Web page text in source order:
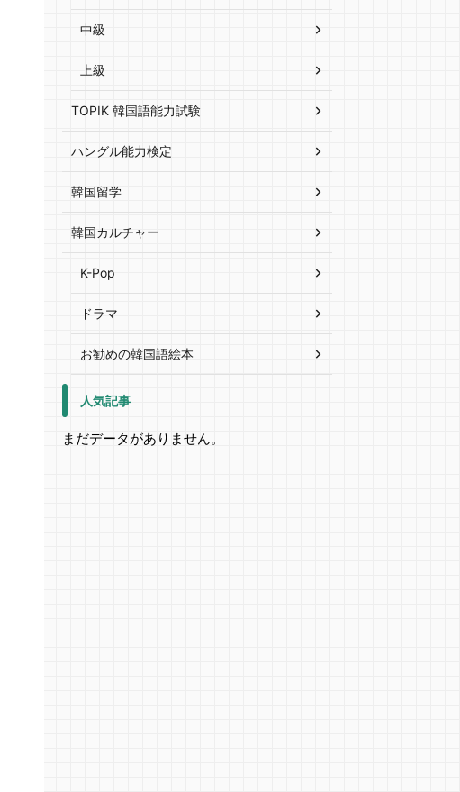
中級
上級
TOPIK 韓国語能力試験
ハングル能力検定
韓国留学
韓国カルチャー
K-Pop
ドラマ
お勧めの韓国語絵本
人気記事
まだデータがありません。